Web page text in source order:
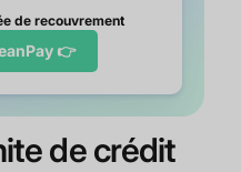
de recouvrement
👉
de crédit